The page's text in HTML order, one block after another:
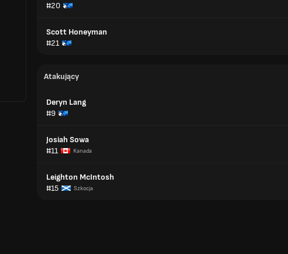
#20
Scott Honeyman
#21
Atakujący
Deryn Lang
#9
Josiah Sowa
#11
Kanada
Leighton McIntosh
#15
Szkocja